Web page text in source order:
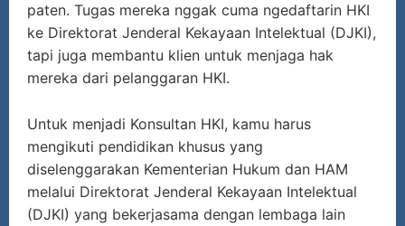
paten. Tugas mereka nggak cuma ngedaftarin HKI
ke Direktorat Jenderal Kekayaan Intelektual (DJKI),
tapi juga membantu klien untuk menjaga hak
mereka dari pelanggaran HKI.
Untuk menjadi Konsultan HKI, kamu harus
mengikuti pendidikan khusus yang
diselenggarakan Kementerian Hukum dan HAM
melalui Direktorat Jenderal Kekayaan Intelektual
(DJKI) yang bekerjasama dengan lembaga lain